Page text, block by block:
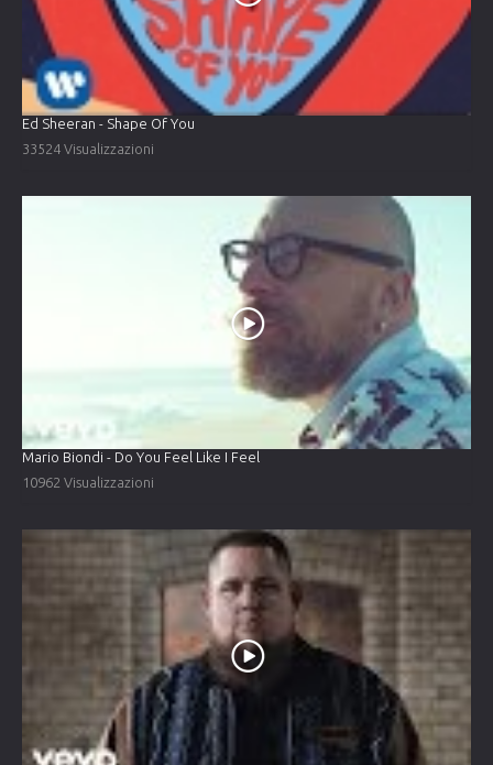
Ed Sheeran - Shape Of You
33524 Visualizzazioni
Mario Biondi - Do You Feel Like I Feel
10962 Visualizzazioni